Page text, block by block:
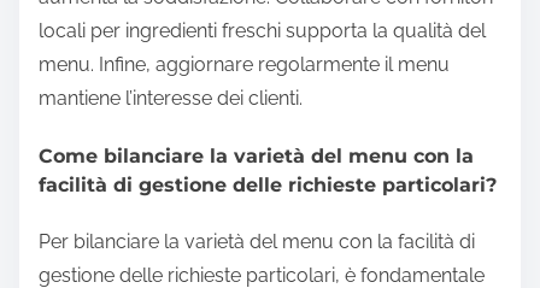
locali per ingredienti freschi supporta la qualità del
menu. Infine, aggiornare regolarmente il menu
mantiene l’interesse dei clienti.
Come bilanciare la varietà del menu con la
facilità di gestione delle richieste particolari?
Per bilanciare la varietà del menu con la facilità di
gestione delle richieste particolari, è fondamentale